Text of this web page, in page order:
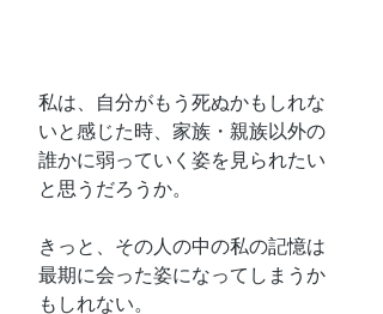
私は、自分がもう死ぬかもしれな
いと感じた時、家族・親族以外の
誰かに弱っていく姿を見られたい
と思うだろうか。
きっと、その人の中の私の記憶は
最期に会った姿になってしまうか
もしれない。